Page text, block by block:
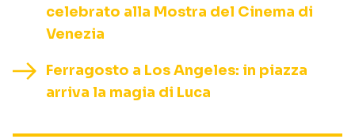
celebrato alla Mostra del Cinema di
Venezia
Ferragosto a Los Angeles: in piazza
arriva la magia di Luca